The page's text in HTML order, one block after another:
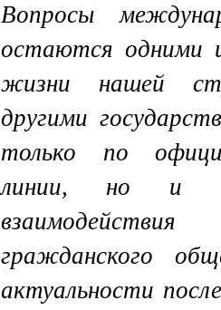
Вопросы
остаются одними
жизни нашей
другими
только по
линии, но и
гражданского
актуальности